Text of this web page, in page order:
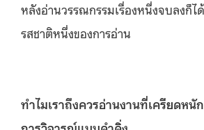
หลังอ่านวรรณกรรมเรื่องหนึ่งจบลงก็ไ
รสชาติหนึ่งของการอ่าน
ทำไมเราถึงควรอ่านงานที่เครียดหนั